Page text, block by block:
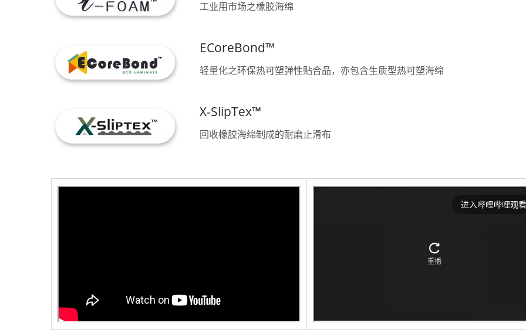
工业用市场之橡胶海绵
ECoreBond™
轻量化之环保热可塑弹性贴合品，亦包含生质型热可塑海绵
X-SlipTex™
回收橡胶海绵制成的耐磨止滑布